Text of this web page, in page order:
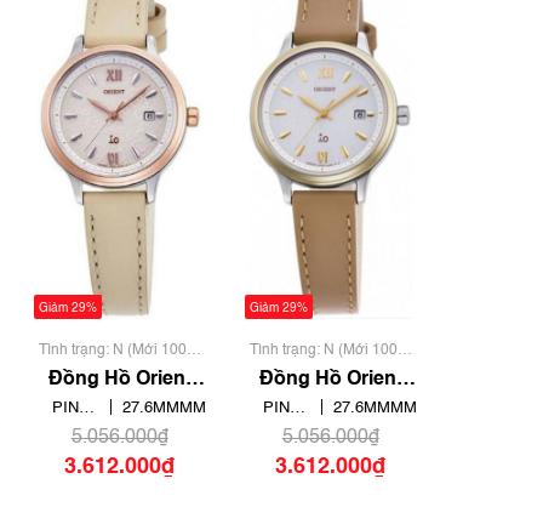
Giảm 29%
Tình trạng: N (Mới 100%
chưa qua sử dụng)
Đồng Hồ Orient
Nữ iO Natural &
Plain RN-
WG0421S
PIN
SOLAR /
ECO
27.6MMMM
5.056.000₫
3.612.000₫
Giảm 29%
Tình trạng: N (Mới 100%
chưa qua sử dụng)
Đồng Hồ Orient
Nữ iO Natural &
Plain RN-
WG0420S
PIN
SOLAR /
ECO
27.6MMMM
5.056.000₫
3.612.000₫